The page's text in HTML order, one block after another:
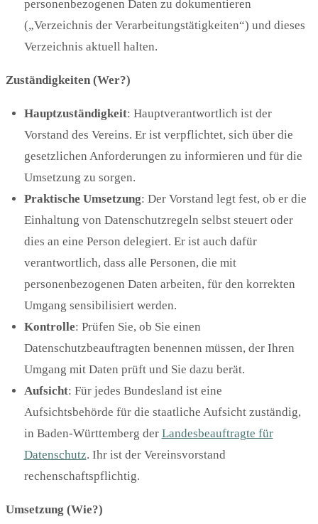
personenbezogenen Daten zu dokumentieren
(„Verzeichnis der Verarbeitungstätigkeiten“) und dieses
Verzeichnis aktuell halten.
Zuständigkeiten (Wer?)
Hauptzuständigkeit: Hauptverantwortlich ist der
Vorstand des Vereins. Er ist verpflichtet, sich über die
gesetzlichen Anforderungen zu informieren und für die
Umsetzung zu sorgen.
Praktische Umsetzung: Der Vorstand legt fest, ob er die
Einhaltung von Datenschutzregeln selbst steuert oder
dies an eine Person delegiert. Er ist auch dafür
verantwortlich, dass alle Personen, die mit
personenbezogenen Daten arbeiten, für den korrekten
Umgang sensibilisiert werden.
Kontrolle: Prüfen Sie, ob Sie einen
Datenschutzbeauftragten benennen müssen, der Ihren
Umgang mit Daten prüft und Sie dazu berät.
Aufsicht: Für jedes Bundesland ist eine
Aufsichtsbehörde für die staatliche Aufsicht zuständig,
in Baden-Württemberg der Landesbeauftragte für
Datenschutz. Ihr ist der Vereinsvorstand
rechenschaftspflichtig.
Umsetzung (Wie?)